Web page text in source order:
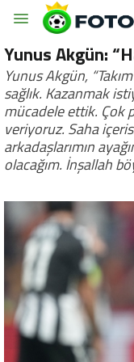
Yunus Akgün:
Yunus Akgün,
sağlık. Kazanmak
mücadele ettik. Çok
veriyoruz. Saha
arkadaşlarımın
olacağım. İnşallah